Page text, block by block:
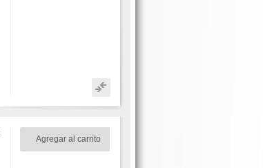
Agregar al carrito